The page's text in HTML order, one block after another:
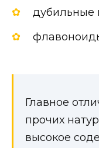
дубильные
Главное
прочих
высокое